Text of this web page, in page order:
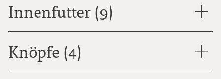
Innenfutter (9)
Knöpfe (4)